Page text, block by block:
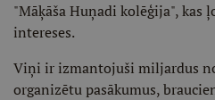
"Māķāša Huņadi kolēģija",
intereses.
Viņi ir izmantojuši miljardus
organizētu pasākumus,